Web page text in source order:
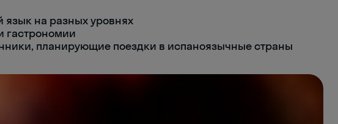
на разных уровнях
гастрономии
планирующие поездки в испаноязычные страны